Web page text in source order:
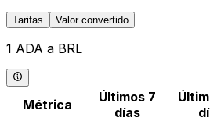
Tarifas Valor convertido
1 ADA a BRL
Métrica
Últimos 7
días